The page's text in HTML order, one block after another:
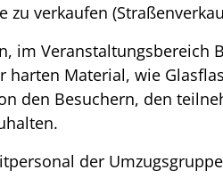
zu verkaufen
im Veranstaltungsbereich
harten Material, wie
den Besuchern, den
der